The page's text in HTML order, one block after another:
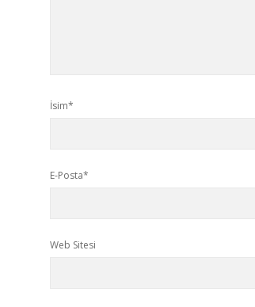
İsim*
E-Posta*
Web Sitesi